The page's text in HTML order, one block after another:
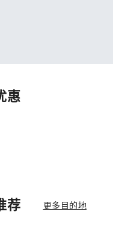
惠
荐 更多目的地